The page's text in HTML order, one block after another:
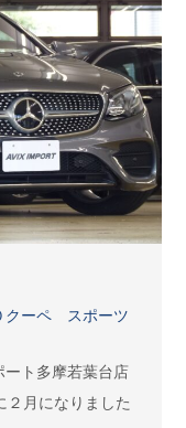
クーペ スポーツ
ート多摩若葉台店
月になりました